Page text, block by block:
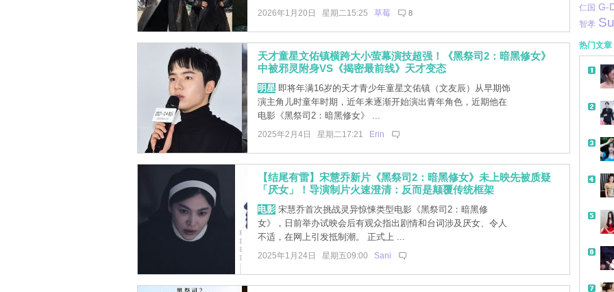
2026年1月20日 星期二15:25 草莓 8
天才童星文佑镇横跨大小萤幕演技超强！《黑祭司2：暗黑修女》
中被邪灵附身VS《揭密最前线》天才变态
明星即将年满16岁的天才青少年童星文佑镇（文友辰）从早期饰
演主角儿时童年时期，近年来逐渐开始演出青年角色，近期他在
电影《黑祭司2：暗黑修女》 ...
2025年2月4日 星期二17:21 Erin
【结尾有雷】宋慧乔新片《黑祭司2：暗黑修女》未上映先被质疑
「厌女」！导演制片火速澄清：反而是颠覆传统框架
电影宋慧乔首次挑战灵异惊悚类型电影《黑祭司2：暗黑修
女》，日前举办试映会后有观众指出剧情和台词涉及厌女、令人
不适，在网上引发抵制潮。 正式上 ...
2025年1月24日 星期五09:00 Sani
仁国 G-
智孝
热门文章